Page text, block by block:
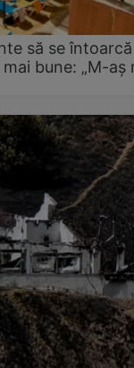
să se întoarcă
bune: „M-aș